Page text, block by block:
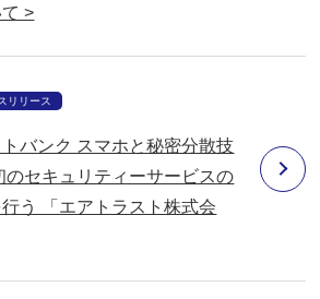
>
リリース
バンク スマホと秘密分散技
のセキュリティーサービスの
う 「エアトラスト株式会